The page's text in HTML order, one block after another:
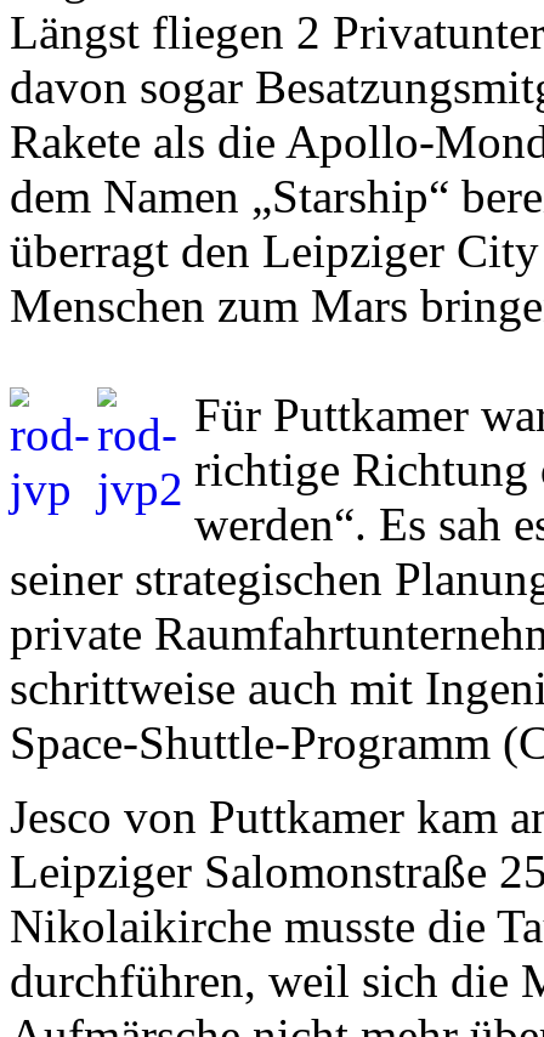
Längst fliegen 2
davon sogar
Rakete als die Apollo-
dem Namen „Starship“
überragt den Leipziger
Menschen zum Mars
Für Puttkamer
richtige Richtung
werden“. Es sah
seiner strategischen
private
schrittweise auch mit
Space-Shuttle-Programm
Jesco von Puttkamer kam
Leipziger Salomonstraße
Nikolaikirche musste die
durchführen, weil sich die